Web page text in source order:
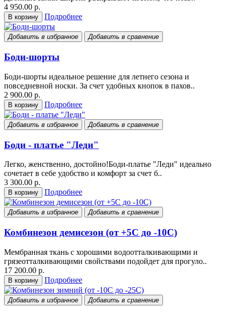
4 950.00 р.
В корзину Подробнее
Добавить в избранное Добавить в сравнение
Боди-шорты
Боди-шорты идеальное решение для летнего сезона и
повседневной носки. За счет удобных кнопок в пахов..
2 900.00 р.
В корзину Подробнее
Добавить в избранное Добавить в сравнение
Боди - платье "Леди"
Легко, женственно, достойно!Боди-платье "Леди" идеально
сочетает в себе удобство и комфорт за счет б..
3 300.00 р.
В корзину Подробнее
Добавить в избранное Добавить в сравнение
Комбинезон демисезон (от +5С до -10С)
Мембранная ткань с хорошими водоотталкивающими и
грязеотталкивающими свойствами подойдет для прогуло..
17 200.00 р.
В корзину Подробнее
Добавить в избранное Добавить в сравнение